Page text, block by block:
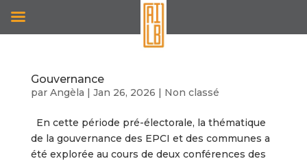
Gouvernance
par Angèla | Jan 26, 2026 | Non classé
En cette période pré-électorale, la thématique
de la gouvernance des EPCI et des communes a
été explorée au cours de deux conférences des